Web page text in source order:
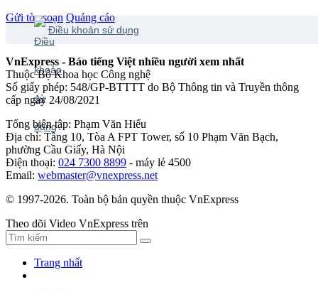
Gửi tòa soạn Quảng cáo
Điều khoản sử dụng
VnExpress - Báo tiếng Việt nhiều người xem nhất
Thuộc Bộ Khoa học Công nghệ
Số giấy phép: 548/GP-BTTTT do Bộ Thông tin và Truyền thông
cấp ngày 24/08/2021
Tổng biên tập: Phạm Văn Hiếu
Địa chỉ: Tầng 10, Tòa A FPT Tower, số 10 Phạm Văn Bạch,
phường Cầu Giấy, Hà Nội
Điện thoại: 024 7300 8899 - máy lẻ 4500
Email: webmaster@vnexpress.net
© 1997-2026. Toàn bộ bản quyền thuộc VnExpress
Theo dõi Video VnExpress trên
Trang nhất